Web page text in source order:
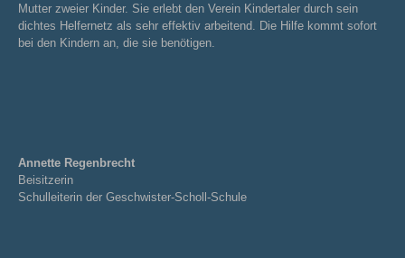
Mutter zweier Kinder. Sie erlebt den Verein Kindertaler durch sein
dichtes Helfernetz als sehr effektiv arbeitend. Die Hilfe kommt sofort
bei den Kindern an, die sie benötigen.
Annette Regenbrecht
Beisitzerin
Schulleiterin der Geschwister-Scholl-Schule